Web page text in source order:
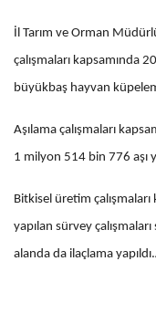
İl Tarım ve Orman
çalışmaları kapsamında
büyükbaş hayvan
Aşılama çalışmaları
1 milyon 514 bin 776 aşı
Bitkisel üretim
yapılan sürvey
alanda da ilaçlama